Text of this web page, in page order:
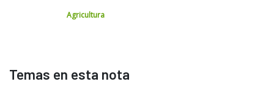
Agricultura
Temas en esta nota